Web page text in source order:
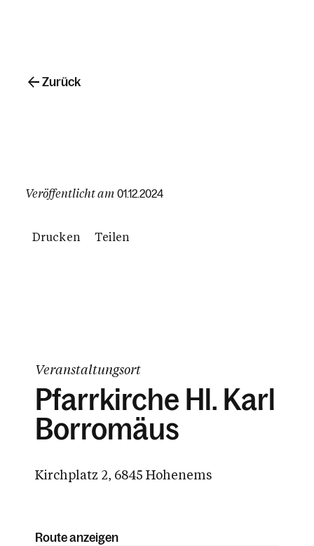
Veröffentlicht am 01.12.2024
Drucken Teilen
Zurück
Veranstaltungsort
Pfarrkirche Hl. Karl
Borromäus
Kirchplatz 2, 6845 Hohenems
Route anzeigen